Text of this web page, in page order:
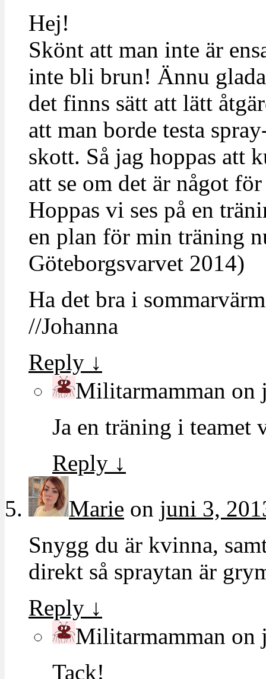
Hej!
Skönt att man inte är
inte bli brun! Ännu
det finns sätt att lätt
att man borde testa
skott. Så jag hoppas att
att se om det är något
Hoppas vi ses på en
en plan för min träning
Göteborgsvarvet 2014)
Ha det bra i
//Johanna
Reply ↓
Militarmamman on
Ja en träning i teamet
Reply ↓
Marie on juni 3,
Snygg du är kvinna,
direkt så spraytan är
Reply ↓
Militarmamman on
Tack!